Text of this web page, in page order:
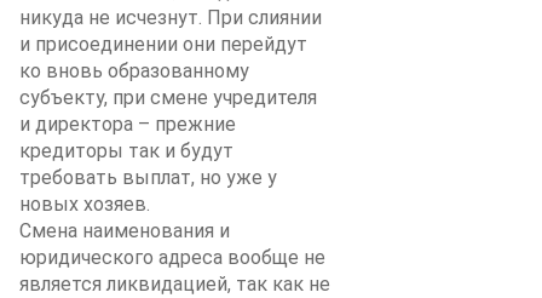
никуда не исчезнут. При слиянии
и присоединении они перейдут
ко вновь образованному
субъекту, при смене учредителя
и директора – прежние
кредиторы так и будут
требовать выплат, но уже у
новых хозяев.
Смена наименования и
юридического адреса вообще не
является ликвидацией, так как не